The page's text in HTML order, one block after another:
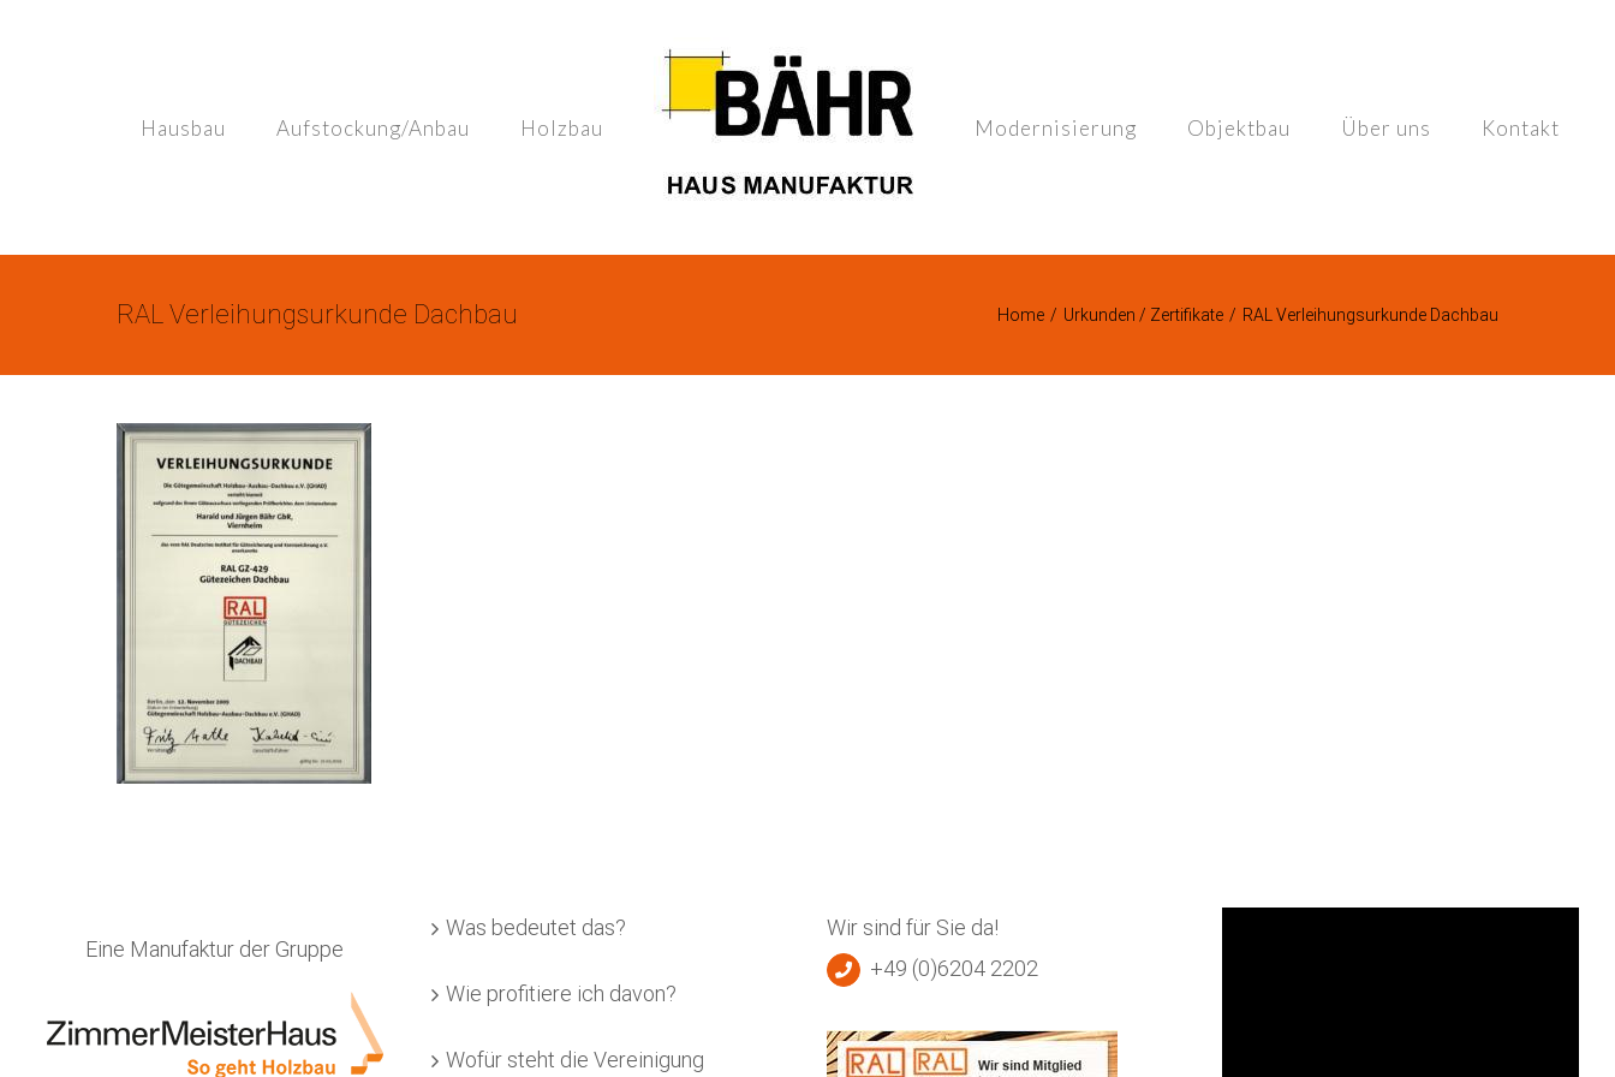
Hausbau
Aufstockung/Anbau Holzbau Modernisierung Objektbau Über uns Kontakt
RAL Verleihungsurkunde Dachbau Home / Urkunden / Zertifikate / RAL Verleihungsurkunde Dachbau
Eine Manufaktur der Gruppe
Was bedeutet das?
Wie profitiere ich davon?
Wofür steht die Vereinigung
Wir sind für Sie da!
+49 (0)6204 2202